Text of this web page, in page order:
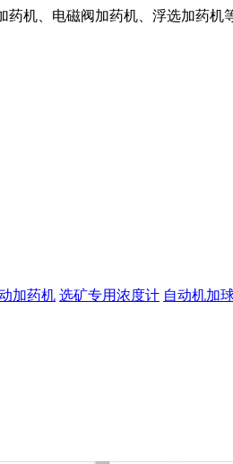
机、电磁阀加药机、浮选加药机
加药机 选矿专用浓度计 自动机加